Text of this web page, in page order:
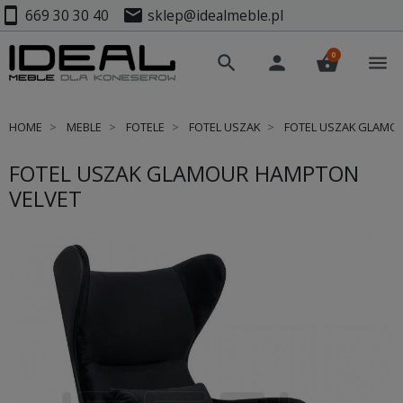
smartphone 669 30 30 40 mail sklep@idealmeble.pl
search person shopping_basket
0 menu
HOME MEBLE FOTELE FOTEL USZAK FOTEL USZAK
FOTEL USZAK GLAMOUR HAMPTON
VELVET